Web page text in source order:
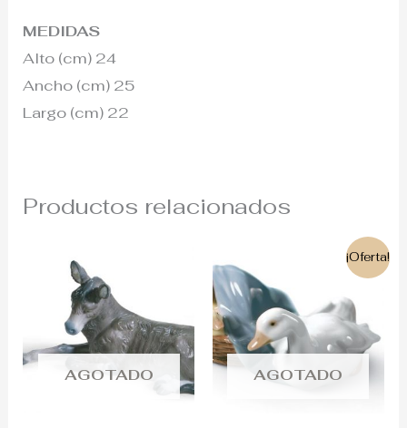
MEDIDAS
Alto (cm) 24
Ancho (cm) 25
Largo (cm) 22
Productos relacionados
AGOTADO
¡Oferta!
AGOTADO
original
era:
129€.
es:
110€.